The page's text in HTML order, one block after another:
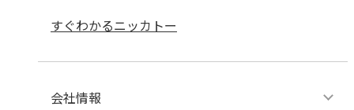
すぐわかるニッカトー
会社情報